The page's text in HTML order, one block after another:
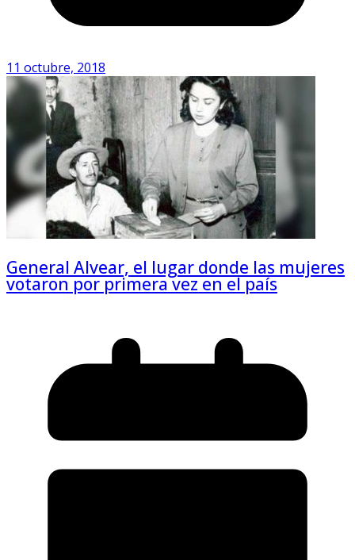
11 octubre, 2018
General Alvear, el lugar donde las mujeres
votaron por primera vez en el país